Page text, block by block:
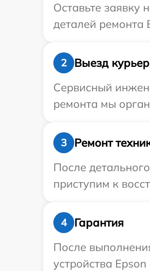
Оставьте заявку
деталей ремонта
2
Выезд
Сервисный
ремонта мы
3
Ремонт
После
приступим к
4
Гарантия
После
устройства